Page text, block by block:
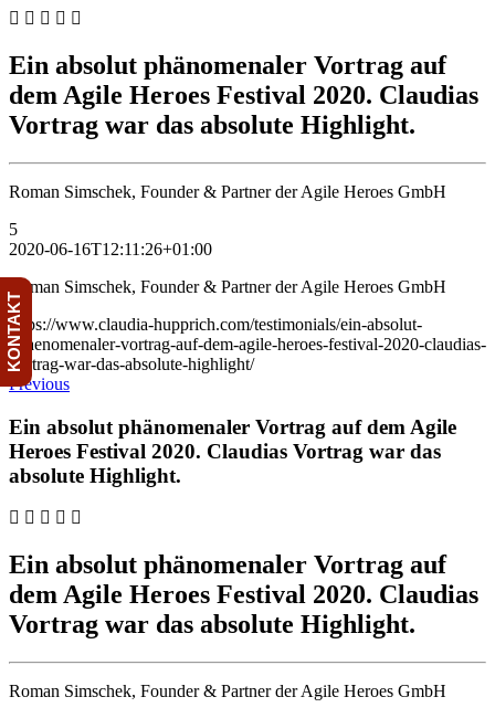
Skip
content
Ein absolut phänomenaler Vortrag auf
dem Agile Heroes Festival 2020. Claudias
Vortrag war das absolute Highlight.
Roman Simschek, Founder & Partner der Agile Heroes GmbH
5
2020-06-16T12:11:26+01:00
Roman Simschek, Founder & Partner der Agile Heroes GmbH
https://www.claudia-hupprich.com/testimonials/ein-absolut-
phaenomenaler-vortrag-auf-dem-agile-heroes-festival-2020-claudias-
vortrag-war-das-absolute-highlight/
Previous
Ein absolut phänomenaler Vortrag auf dem Agile
Heroes Festival 2020. Claudias Vortrag war das
absolute Highlight.
Ein absolut phänomenaler Vortrag auf
dem Agile Heroes Festival 2020. Claudias
Vortrag war das absolute Highlight.
Roman Simschek, Founder & Partner der Agile Heroes GmbH
KONTAKT